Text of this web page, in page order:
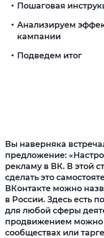
Вы наверняка
предложение:
рекламу в ВК. В этой
сделать это
ВКонтакте можно
в России. Здесь есть
для любой сферы
продвижением можно
сообществах или
Пошаговая
Анализируем
кампании
Подведем итог